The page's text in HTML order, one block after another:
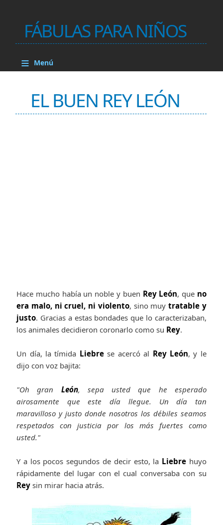
FÁBULAS PARA NIÑOS
≡ Menú
EL BUEN REY LEÓN
Hace mucho había un noble y buen Rey León, que no
era malo, ni cruel, ni violento, sino muytratable y
justo. Gracias a estas bondades que lo caracterizaban,
los animales decidieron coronarlo como su Rey.
Un día, la tímida Liebrese acercó al Rey León, y le
dijo con voz bajita:
"Oh gran León, sepa usted que he esperado
airosamente que este día llegue. Un día tan
maravilloso y justo donde nosotros los débiles seamos
respetados con justicia por los más fuertes como
usted."
Y a los pocos segundos de decir esto, la Liebre huyo
rápidamente del lugar con el cual conversaba con su
Rey sin mirar hacia atrás.